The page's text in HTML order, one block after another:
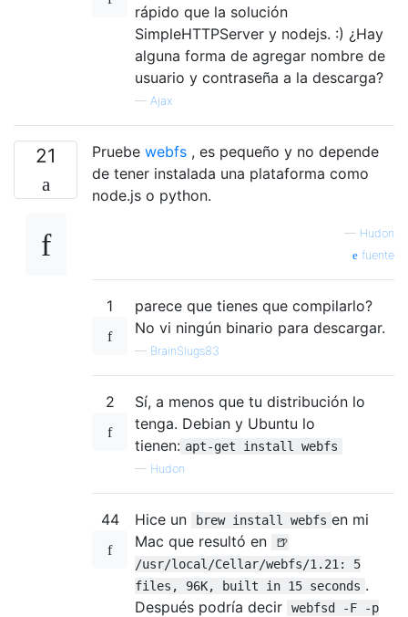
rápido que la solución
SimpleHTTPServer y nodejs. :) ¿Hay
alguna forma de agregar nombre de
usuario y contraseña a la descarga?
— Ajax
21 Pruebe webfs , es pequeño y no depende
de tener instalada una plataforma como
node.js o python.
— Hudon
fuente
1
parece que tienes que compilarlo?
No vi ningún binario para descargar.
— BrainSlugs83
2
Sí, a menos que tu distribución lo
tenga. Debian y Ubuntu lo
tienen: apt-get install webfs
— Hudon
44 Hice un brew install webfs en mi
Mac que resultó en
🍺
/usr/local/Cellar/webfs/1.21: 5
files, 96K, built in 15 seconds .
Después podría decir
webfsd -F -p